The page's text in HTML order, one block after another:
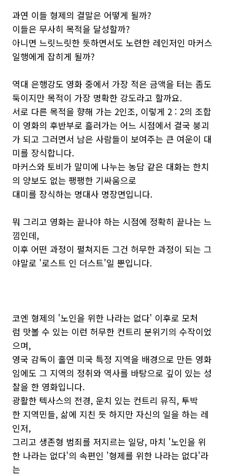
과연 이들 형제의 결말은 어떻게 될까?
이들은 무사히 목적을 달성할까?
아니면 느릿느릿한 듯하면서도 노련한 레인저인 마커스
일행에게 잡히게 될까?
역대 은행강도 영화 중에서 가장 적은 금액을 터는 좀도
둑이지만 목적이 가장 명확한 강도라고 할까요.
서로 다른 목적을 향해 가는 2인조, 이렇게 2 : 2의 조합
이 영화의 후반부로 흘러가는 어느 시점에서 결국 붕괴
가 되고 그러면서 남은 사람들이 보여주는 큰 여운이 대
미를 장식합니다.
마커스와 토비가 말미에 나누는 농담 같은 대화는 한치
의 양보도 없는 팽팽한 기싸움으로
대미를 장식하는 명대사 명장면입니다.
뭐 그리고 영화는 끝나야 하는 시점에 정확히 끝나는 느
낌인데,
이후 어떤 과정이 펼쳐지든 그건 허무한 과정이 되는 그
야말로 '로스트 인 더스트'일 뿐입니다.
코엔 형제의 '노인을 위한 나라는 없다' 이후로 모처
럼 맛볼 수 있는 이런 허무한 컨트리 분위기의 수작이었
으며,
영국 감독이 홀연 미국 특정 지역을 배경으로 만든 영화
임에도 그 지역의 정취와 역사를 바탕으로 깊이 있는 성
찰을 한 영화입니다.
광활한 텍사스의 전경, 운치 있는 컨트리 뮤직, 투박
한 지역민들, 삶에 지친 듯 하지만 자신의 일을 하는 레
인저,
그리고 생존형 범죄를 저지르는 일당, 마치 '노인을 위
한 나라는 없다'의 속편인 '형제를 위한 나라는 없다'라
는